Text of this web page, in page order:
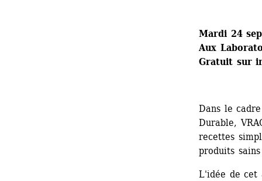
Mardi 24
Aux
Gratuit sur
Dans le
Durable,
recettes
produits
L'idée de